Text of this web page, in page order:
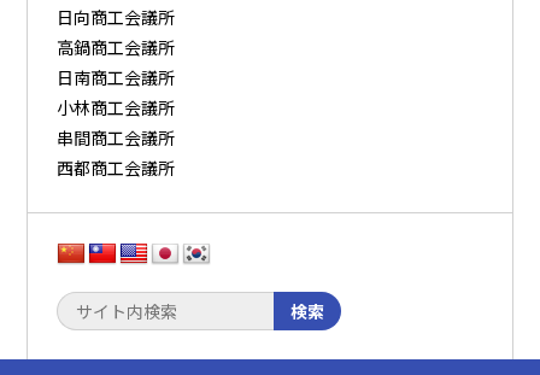
日向商工会議所
高鍋商工会議所
日南商工会議所
小林商工会議所
串間商工会議所
西都商工会議所
検索